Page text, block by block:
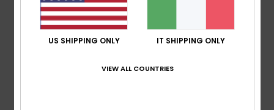
Il 0% dei nostri clienti consiglia questo prodotto
US SHIPPING ONLY IT SHIPPING ONLY
VIEW ALL COUNTRIES